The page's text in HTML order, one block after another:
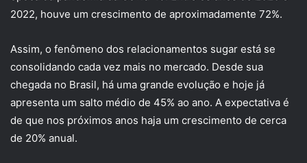
2022, houve um crescimento de aproximadamente 72%.
Assim, o fenômeno dos relacionamentos sugar está se
consolidando cada vez mais no mercado. Desde sua
chegada no Brasil, há uma grande evolução e hoje já
apresenta um salto médio de 45% ao ano. A expectativa é
de que nos próximos anos haja um crescimento de cerca
de 20% anual.